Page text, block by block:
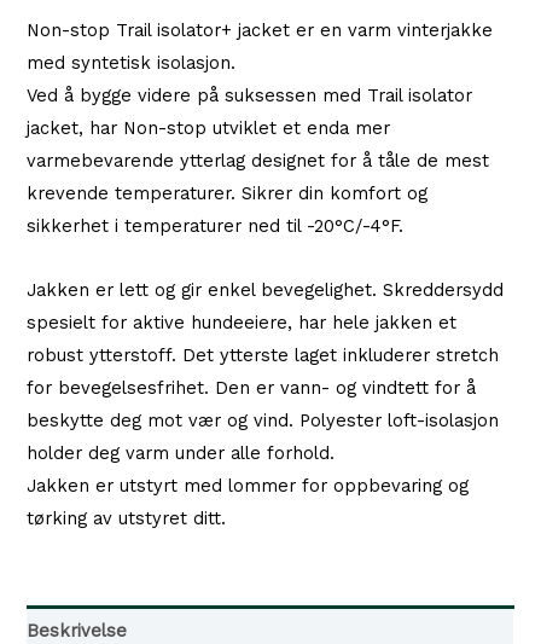
Non-stop Trail isolator+ jacket er en varm vinterjakke
med syntetisk isolasjon.
Ved å bygge videre på suksessen med Trail isolator
jacket, har Non-stop utviklet et enda mer
varmebevarende ytterlag designet for å tåle de mest
krevende temperaturer. Sikrer din komfort og
sikkerhet i temperaturer ned til -20°C/-4°F.
Jakken er lett og gir enkel bevegelighet. Skreddersydd
spesielt for aktive hundeeiere, har hele jakken et
robust ytterstoff. Det ytterste laget inkluderer stretch
for bevegelsesfrihet. Den er vann- og vindtett for å
beskytte deg mot vær og vind. Polyester loft-isolasjon
holder deg varm under alle forhold.
Jakken er utstyrt med lommer for oppbevaring og
tørking av utstyret ditt.
Beskrivelse